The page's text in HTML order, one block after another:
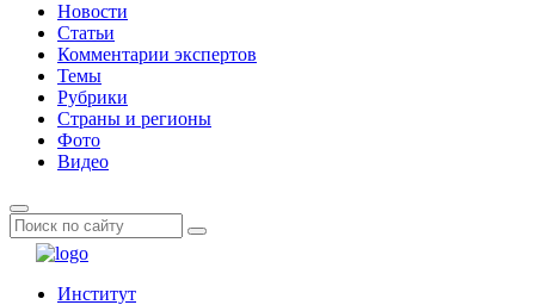
Новости
Статьи
Комментарии экспертов
Темы
Рубрики
Страны и регионы
Фото
Видео
Институт